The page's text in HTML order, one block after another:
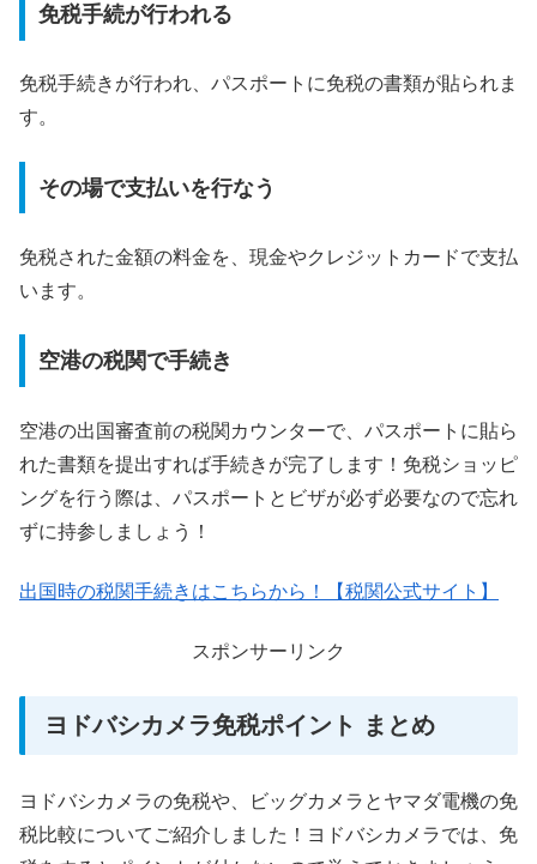
免税手続が行われる
免税手続きが行われ、パスポートに免税の書類が貼られま
す。
その場で支払いを行なう
免税された金額の料金を、現金やクレジットカードで支払
います。
空港の税関で手続き
空港の出国審査前の税関カウンターで、パスポートに貼ら
れた書類を提出すれば手続きが完了します！免税ショッピ
ングを行う際は、パスポートとビザが必ず必要なので忘れ
ずに持参しましょう！
出国時の税関手続きはこちらから！【税関公式サイト】
スポンサーリンク
ヨドバシカメラ免税ポイント まとめ
ヨドバシカメラの免税や、ビッグカメラとヤマダ電機の免
税比較についてご紹介しました！ヨドバシカメラでは、免